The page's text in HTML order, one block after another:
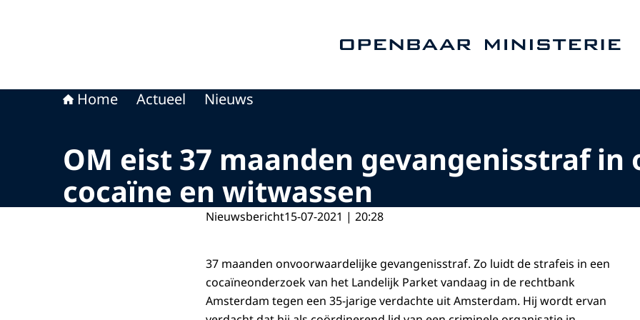
Home Actueel Nieuws
OM eist 37 maanden gevangenisstraf in
cocaïne en witwassen
Nieuwsbericht15-07-2021 | 20:28
37 maanden onvoorwaardelijke gevangenisstraf. Zo luidt de strafeis in een
cocaïneonderzoek van het Landelijk Parket vandaag in de rechtbank
Amsterdam tegen een 35-jarige verdachte uit Amsterdam. Hij wordt ervan